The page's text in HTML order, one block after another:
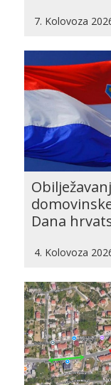
7. Kolovoza
Dana
4. Kolovoza